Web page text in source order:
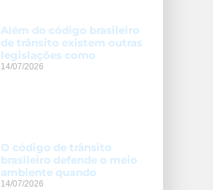
Além do código brasileiro
de trânsito existem outras
legislações como
14/07/2026
O código de trânsito
brasileiro defende o meio
ambiente quando
14/07/2026